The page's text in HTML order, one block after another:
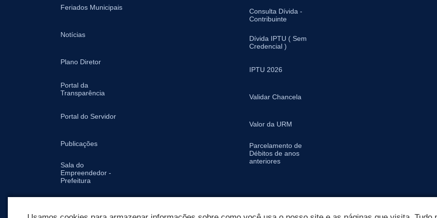
Feriados Municipais
Notícias
Plano Diretor
Portal da
Transparência
Portal do Servidor
Publicações
Sala do
Empreendedor -
Prefeitura
Consulta Dívida -
Contribuinte
Dívida IPTU ( Sem
Credencial )
IPTU 2026
Validar Chancela
Valor da URM
Parcelamento de
Débitos de anos
anteriores